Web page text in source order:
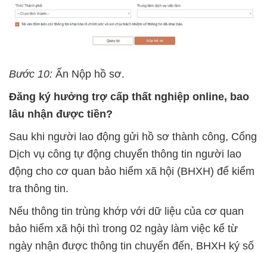
Bước 10: Ấn Nộp hồ sơ.
Đăng ký hưởng trợ cấp thất nghiệp online, bao
lâu nhận được tiền?
Sau khi người lao động gửi hồ sơ thành công, Cổng
Dịch vụ công tự động chuyển thông tin người lao
động cho cơ quan bảo hiểm xã hội (BHXH) để kiểm
tra thông tin.
Nếu thông tin trùng khớp với dữ liệu của cơ quan
bảo hiểm xã hội thì trong 02 ngày làm việc kể từ
ngày nhận được thông tin chuyển đến, BHXH ký số